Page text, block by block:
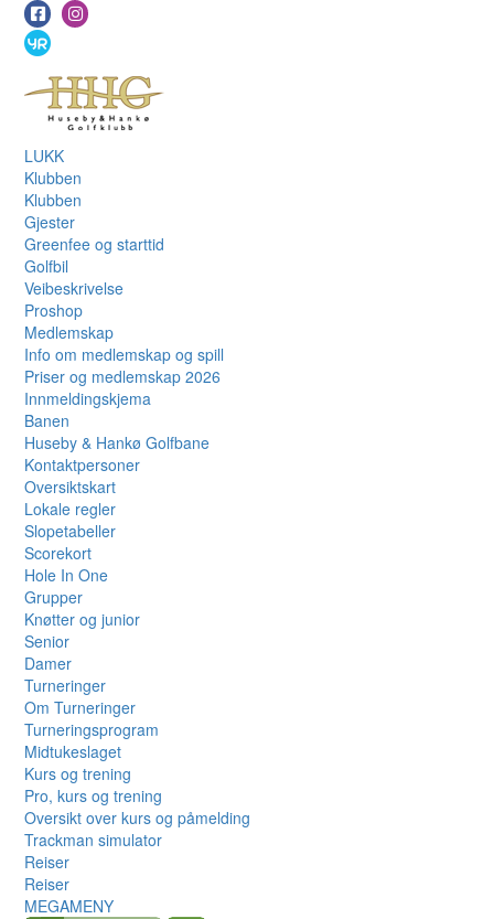
LUKK
Klubben
Klubben
Gjester
Greenfee og starttid
Golfbil
Veibeskrivelse
Proshop
Medlemskap
Info om medlemskap og spill
Priser og medlemskap 2026
Innmeldingskjema
Banen
Huseby & Hankø Golfbane
Kontaktpersoner
Oversiktskart
Lokale regler
Slopetabeller
Scorekort
Hole In One
Grupper
Knøtter og junior
Senior
Damer
Turneringer
Om Turneringer
Turneringsprogram
Midtukeslaget
Kurs og trening
Pro, kurs og trening
Oversikt over kurs og påmelding
Trackman simulator
Reiser
Reiser
MEGAMENY